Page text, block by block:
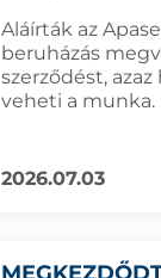
Aláírták az
beruházás
szerződést,
veheti a munka.
2026.07.03